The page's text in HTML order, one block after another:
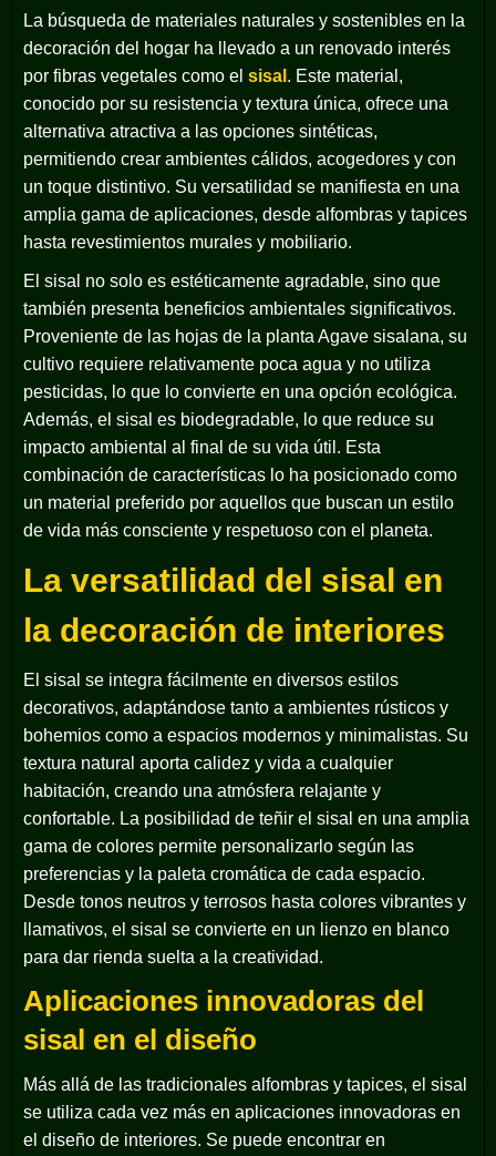
La búsqueda de materiales naturales y sostenibles en la
decoración del hogar ha llevado a un renovado interés
por fibras vegetales como el sisal . Este material,
conocido por su resistencia y textura única, ofrece una
alternativa atractiva a las opciones sintéticas,
permitiendo crear ambientes cálidos, acogedores y con
un toque distintivo. Su versatilidad se manifiesta en una
amplia gama de aplicaciones, desde alfombras y tapices
hasta revestimientos murales y mobiliario.
El sisal no solo es estéticamente agradable, sino que
también presenta beneficios ambientales significativos.
Proveniente de las hojas de la planta Agave sisalana, su
cultivo requiere relativamente poca agua y no utiliza
pesticidas, lo que lo convierte en una opción ecológica.
Además, el sisal es biodegradable, lo que reduce su
impacto ambiental al final de su vida útil. Esta
combinación de características lo ha posicionado como
un material preferido por aquellos que buscan un estilo
de vida más consciente y respetuoso con el planeta.
La versatilidad del sisal en
la decoración de interiores
El sisal se integra fácilmente en diversos estilos
decorativos, adaptándose tanto a ambientes rústicos y
bohemios como a espacios modernos y minimalistas. Su
textura natural aporta calidez y vida a cualquier
habitación, creando una atmósfera relajante y
confortable. La posibilidad de teñir el sisal en una amplia
gama de colores permite personalizarlo según las
preferencias y la paleta cromática de cada espacio.
Desde tonos neutros y terrosos hasta colores vibrantes y
llamativos, el sisal se convierte en un lienzo en blanco
para dar rienda suelta a la creatividad.
Aplicaciones innovadoras del
sisal en el diseño
Más allá de las tradicionales alfombras y tapices, el sisal
se utiliza cada vez más en aplicaciones innovadoras en
el diseño de interiores. Se puede encontrar en